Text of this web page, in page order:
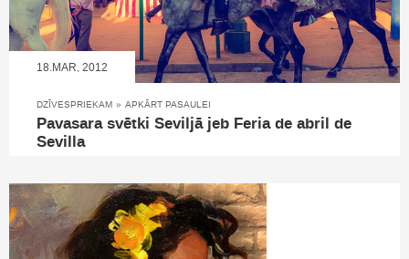
18.MAR, 2012
DZĪVESPRIEKAM » APKĀRT PASAULEI
Pavasara svētki Seviljā jeb Feria de abril de
Sevilla